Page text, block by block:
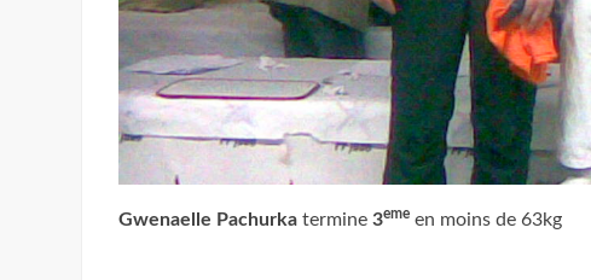
Gwenaelle Pachurka termine3eme en moins de 63kg